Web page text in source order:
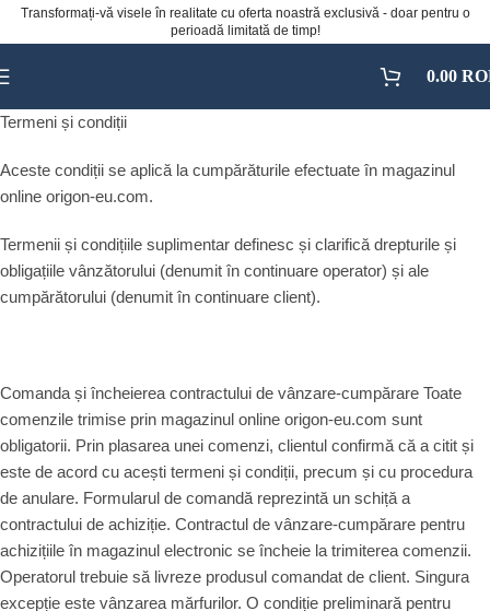
Transformați-vă visele în realitate cu oferta noastră exclusivă - doar pentru o
perioadă limitată de timp!
0.00
Termeni și condiții
Aceste condiții se aplică la cumpărăturile efectuate în magazinul
online origon-eu.com.
Termenii și condițiile suplimentar definesc și clarifică drepturile și
obligațiile vânzătorului (denumit în continuare operator) și ale
cumpărătorului (denumit în continuare client).
Comanda și încheierea contractului de vânzare-cumpărare Toate
comenzile trimise prin magazinul online origon-eu.com sunt
obligatorii. Prin plasarea unei comenzi, clientul confirmă că a citit și
este de acord cu acești termeni și condiții, precum și cu procedura
de anulare. Formularul de comandă reprezintă un schiță a
contractului de achiziție. Contractul de vânzare-cumpărare pentru
achizițiile în magazinul electronic se încheie la trimiterea comenzii.
Operatorul trebuie să livreze produsul comandat de client. Singura
excepție este vânzarea mărfurilor. O condiție preliminară pentru